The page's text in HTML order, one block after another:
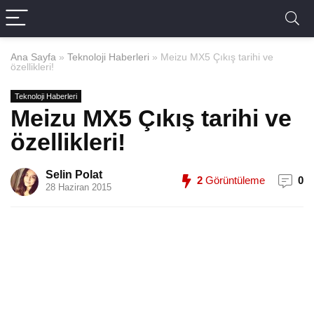
Ana Sayfa » Teknoloji Haberleri » Meizu MX5 Çıkış tarihi ve
özellikleri!
Teknoloji Haberleri
Meizu MX5 Çıkış tarihi ve
özellikleri!
Selin Polat
28 Haziran 2015
2 Görüntüleme 0